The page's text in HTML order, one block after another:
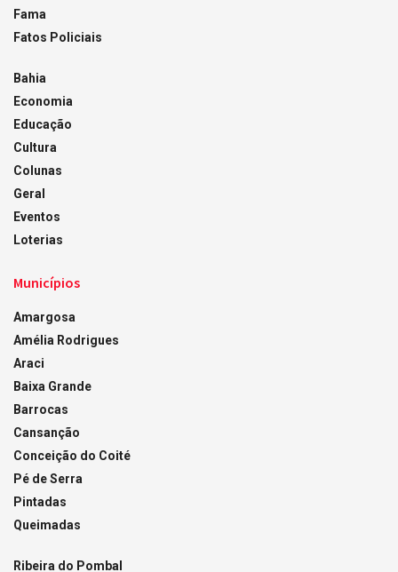
Fama
Fatos Policiais
Bahia
Economia
Educação
Cultura
Colunas
Geral
Eventos
Loterias
Municípios
Amargosa
Amélia Rodrigues
Araci
Baixa Grande
Barrocas
Cansanção
Conceição do Coité
Pé de Serra
Pintadas
Queimadas
Ribeira do Pombal